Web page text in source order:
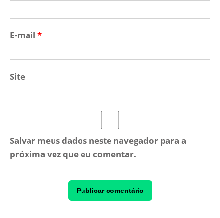
E-mail *
Site
Salvar meus dados neste navegador para a
próxima vez que eu comentar.